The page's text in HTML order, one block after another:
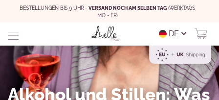
BESTELLUNGEN BIS 9 UHR -VERSAND NOCH AM SELBEN TAG (WERKTAGS
MO - FR)
DE
Alkohol und Stillen: Was